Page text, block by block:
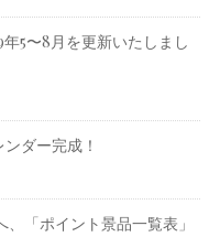
5〜8月を更新いたしまし
ダー完成！
「ポイント景品一覧表」